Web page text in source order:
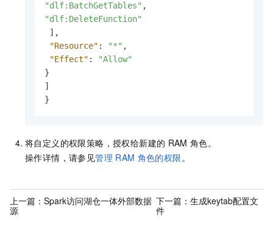
"dlf:BatchGetTables" ,
"dlf:DeleteFunction"
] ,
"Resource" : "*" ,
"Effect" :
"Allow"
}
]
}
将自定义的权限策略，授权给新建的 RAM 角色。
操作详情，请参见管理 RAM 角色的权限。
上一篇： Spark访问湖仓一体外部数据
源
下一篇： 生成keytab配置文
件